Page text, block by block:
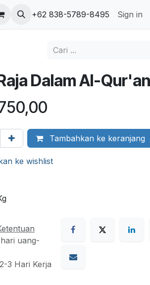
+62 838-5789-8495 Sign in
Dalam Al-
Tambahkan ke keranjang
ke wishlist
uang-
3 Hari Kerja